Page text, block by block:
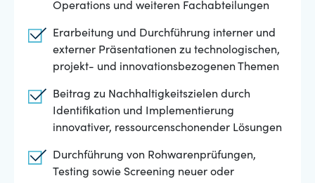
Operations und weiteren Fachabteilungen
Erarbeitung und Durchführung interner und
externer Präsentationen zu technologischen,
projekt- und innovationsbezogenen Themen
Beitrag zu Nachhaltigkeitszielen durch
Identifikation und Implementierung
innovativer, ressourcenschonender Lösungen
Durchführung von Rohwarenprüfungen,
Testing sowie Screening neuer oder